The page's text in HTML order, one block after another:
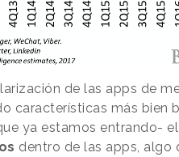
de las apps de
características más bien
ya estamos entrando-
dentro de las apps, algo